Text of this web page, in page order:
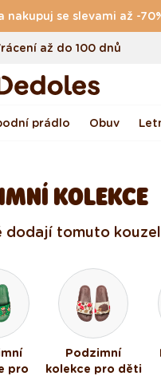
nakupuj se slevami až -
až do 100 dnů
design navržený u nás
odeslání do <48 hod
prádlo Obuv
KOLEKCE
dodají tomuto
pro
Podzimní
kolekce pro děti